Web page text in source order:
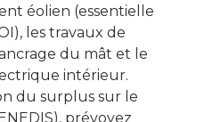
éolien (essentielle
les travaux de
du mât et le
intérieur.
du surplus sur le
prévoyez